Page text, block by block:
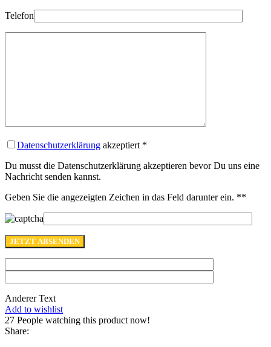
Telefon
Datenschutzerklärung akzeptiert *
Du musst die Datenschutzerklärung akzeptieren bevor Du uns eine
Nachricht senden kannst.
Geben Sie die angezeigten Zeichen in das Feld darunter ein. **
Anderer Text
Add to wishlist
27 People watching this product now!
Share: